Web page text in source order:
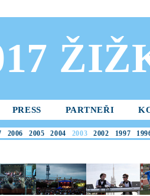
PRESS PARTNEŘI
2006 2005 2004 2003 2002 1997